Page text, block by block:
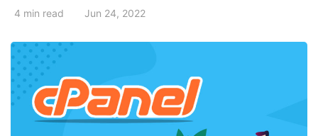
4 min read Jun 24, 2022